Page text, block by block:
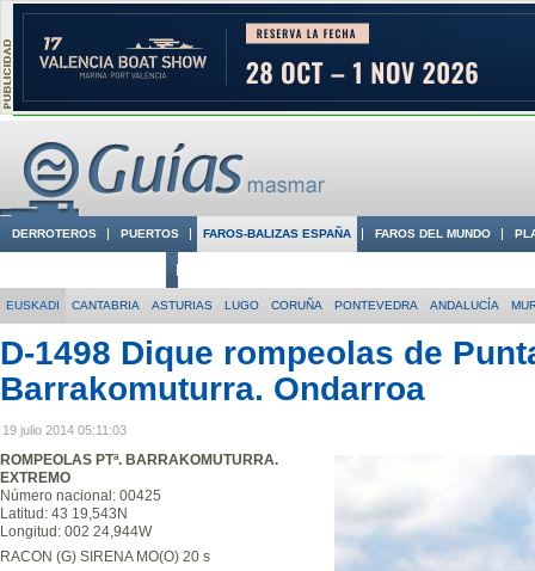
DERROTEROS PUERTOS FAROS-BALIZAS ESPAÑA FAROS DEL MUNDO
EUSKADI CANTABRIA ASTURIAS LUGO CORUÑA PONTEVEDRA ANDALUCÍA
D-1498 Dique rompeolas de
Barrakomuturra. Ondarroa
19 julio 2014 05:11:03
ROMPEOLAS PTª. BARRAKOMUTURRA.
EXTREMO
Número nacional: 00425
Latitud: 43 19,543N
Longitud: 002 24,944W
RACON (G) SIRENA MO(O) 20 s